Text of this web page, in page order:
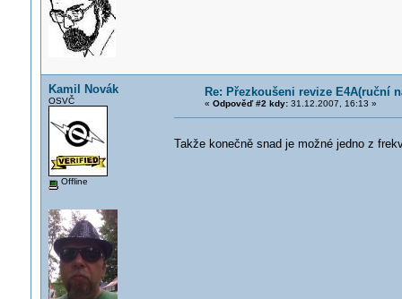
Kamil Novák
OSVČ
Offline
Re: Přezkoušeni revize E4A(ruční
« Odpověď #2 kdy:31.12.2007, 16:13 »
Takže konečně snad je možné jedno z